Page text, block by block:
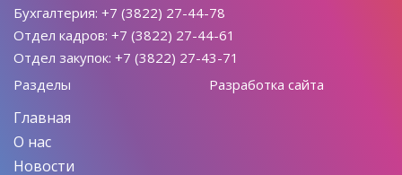
Бухгалтерия: +7 (3822) 27-44-78
Отдел кадров: +7 (3822) 27-44-61
Отдел закупок: +7 (3822) 27-43-71
Разделы
Главная
О нас
Новости
Разработка сайта